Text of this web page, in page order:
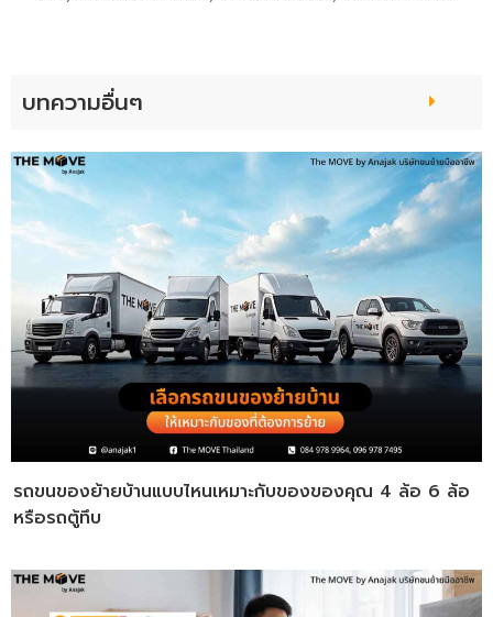
บทความอื่นๆ
รถขนของย้ายบ้านแบบไหนเหมาะกับของของคุณ 4 ล้อ 6 ล้อ
หรือรถตู้ทึบ